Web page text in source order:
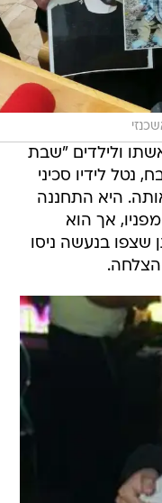
ולילדים "שבת
נטל לידיו סכיני
היא התחננה
אך הוא
שצפו בנעשה ניסו
הצלחה.